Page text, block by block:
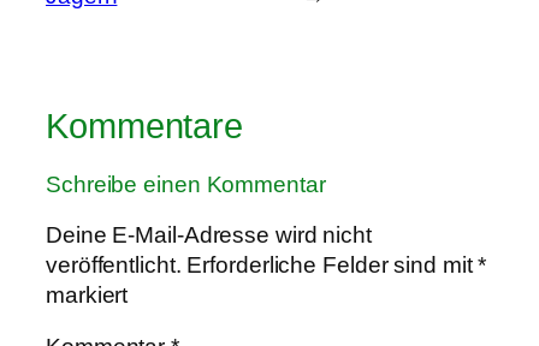
Kommentare
Schreibe einen Kommentar
Deine E-Mail-Adresse wird nicht
veröffentlicht. Erforderliche Felder sind mit*
markiert